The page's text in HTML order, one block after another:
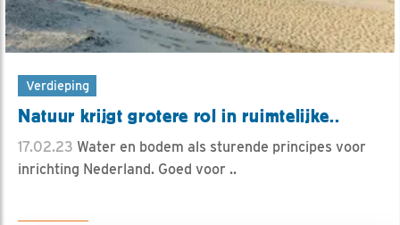
Verdieping
Natuur krijgt grotere rol in ruimtelijke..
17.02.23 Water en bodem als sturende principes voor
inrichting Nederland. Goed voor ..